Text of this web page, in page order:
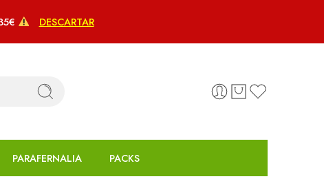
DESCARTAR
PARAFERNALIA PACKS